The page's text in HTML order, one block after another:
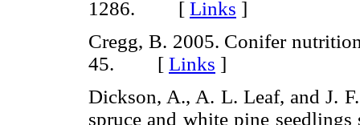
1286. [ Links ]
Cregg, B. 2005. Conifer
45. [ Links ]
Dickson, A., A. L. Leaf, and J.
spruce and white pine